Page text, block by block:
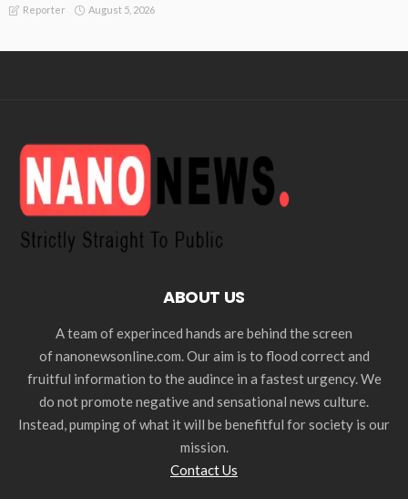
Reporter August 5, 2026
ABOUT US
A team of experinced hands are behind the screen
of nanonewsonline.com. Our aim is to flood correct and
fruitful information to the audince in a fastest urgency. We
do not promote negative and sensational news culture.
Instead, pumping of what it will be benefitful for society is our
mission.
Contact Us